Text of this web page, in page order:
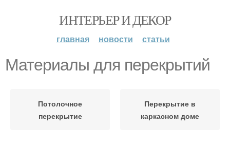
ИНТЕРЬЕР И ДЕКОР
главная новости статьи
Материалы для перекрытий
Потолочное
перекрытие
Перекрытие в
каркасном доме